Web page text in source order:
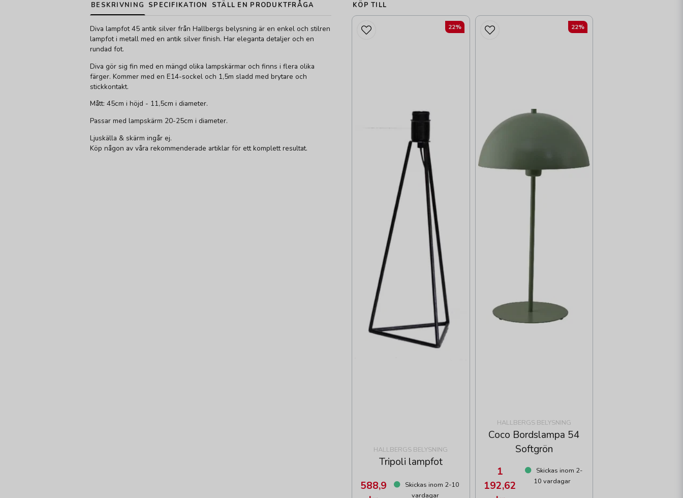
BESKRIVNING SPECIFIKATION STÄLL EN PRODUKTFRÅGA
Diva lampfot 45 antik silver från Hallbergs belysning är en enkel och stilren
lampfot i metall med en antik silver finish. Har eleganta detaljer och en
rundad fot.
Diva gör sig fin med en mängd olika lampskärmar och finns i flera olika
färger. Kommer med en E14-sockel och 1,5m sladd med brytare och
stickkontakt.
Mått: 45cm i höjd - 11,5cm i diameter.
Passar med lampskärm 20-25cm i diameter.
Ljuskälla & skärm ingår ej.
Köp någon av våra rekommenderade artiklar för ett komplett resultat.
KÖP TILL
HALLBERGS BELYSNING
Tripoli lampfot
588,9
Skickas inom 2-10
vardagar
22%
HALLBERGS BELYSNING
Coco Bordslampa 54
Softgrön
1
192,62
Skickas inom 2-
10 vardagar
22%